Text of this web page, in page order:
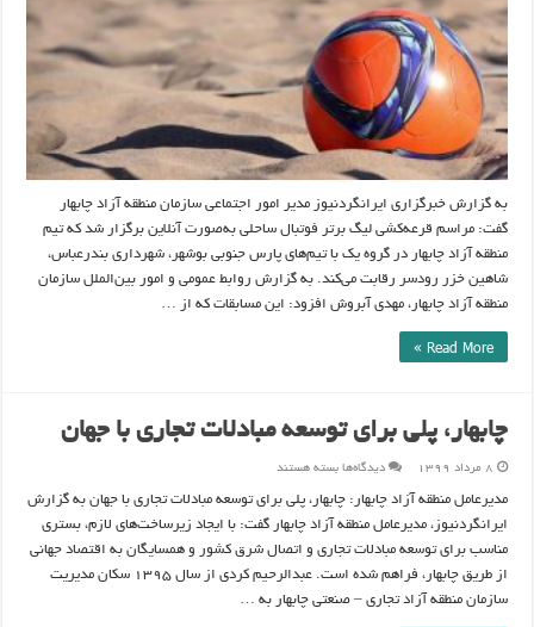
لیگ
برتر
کشور
در
گروه
یک
قرار
گرفت
به گزارش خبرگزاری ایرانگردنیوز مدیر امور اجتماعی سازمان منطقه آزاد چابهار
گفت: مراسم قرعه‌کشی لیگ برتر فوتبال ساحلی به‌صورت آنلاین برگزار شد که تیم
منطقه آزاد چابهار در گروه یک با تیم‌های پارس جنوبی بوشهر، شهرداری بندرعباس،
شاهین خزر رودسر رقابت می‌کند. به گزارش روابط عمومی و امور بین‌الملل سازمان
منطقه آزاد چابهار، مهدی آبروش افزود: این مسابقات که از …
Read More »
چابهار، پلی برای توسعه مبادلات تجاری با جهان
۸ مرداد ۱۳۹۹ دیدگاه‌هابرای
پلی
برای
توسعه
مبادلات
تجاری
با
جهان
بسته هستند
مدیرعامل منطقه آزاد چابهار: چابهار، پلی برای توسعه مبادلات تجاری با جهان به گزارش
ایرانگردنیوز، مدیرعامل منطقه آزاد چابهار گفت: با ایجاد زیرساخت‌های لازم، بستری
مناسب برای توسعه مبادلات تجاری و اتصال شرق کشور و همسایگان به اقتصاد جهانی
از طریق چابهار، فراهم شده است. عبدالرحیم کردی از سال ۱۳۹۵ سکان مدیریت
سازمان منطقه آزاد تجاری – صنعتی چابهار به …